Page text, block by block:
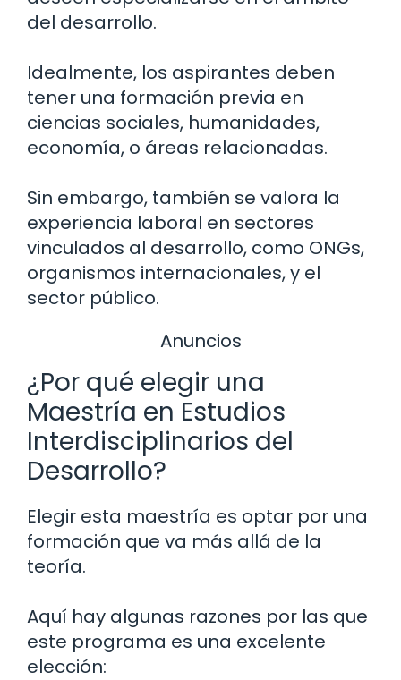
del desarrollo.
Idealmente, los aspirantes deben
tener una formación previa en
ciencias sociales, humanidades,
economía, o áreas relacionadas.
Sin embargo, también se valora la
experiencia laboral en sectores
vinculados al desarrollo, como ONGs,
organismos internacionales, y el
sector público.
Anuncios
¿Por qué elegir una
Maestría en Estudios
Interdisciplinarios del
Desarrollo?
Elegir esta maestría es optar por una
formación que va más allá de la
teoría.
Aquí hay algunas razones por las que
este programa es una excelente
elección: